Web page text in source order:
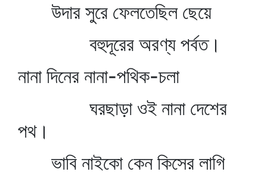
উদার সুরে ফেলতেছিল ছেয়ে
বহুদূরের অরণ্য পর্বত।
নানা দিনের নানা-পথিক-চলা
ঘরছাড়া ওই নানা দেশের
পথ।
ভাবি নাইকো কেন কিসের লাগি